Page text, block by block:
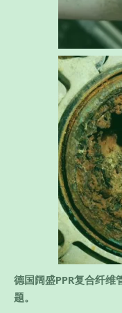
德国阔盛PPR复合纤维
题。